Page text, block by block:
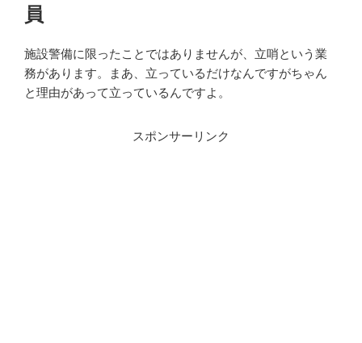
員
施設警備に限ったことではありませんが、立哨という業
務があります。まあ、立っているだけなんですがちゃん
と理由があって立っているんですよ。
スポンサーリンク